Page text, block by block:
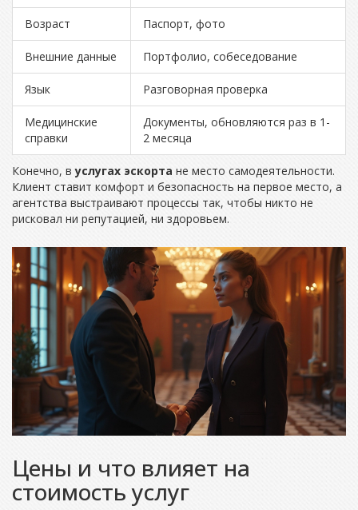
Возраст Паспорт, фото
Внешние данные Портфолио, собеседование
Язык Разговорная проверка
Медицинские
справки
Документы, обновляются раз в 1-
2 месяца
Конечно, вуслугах эскорта не место самодеятельности.
Клиент ставит комфорт и безопасность на первое место, а
агентства выстраивают процессы так, чтобы никто не
рисковал ни репутацией, ни здоровьем.
Цены и что влияет на
стоимость услуг